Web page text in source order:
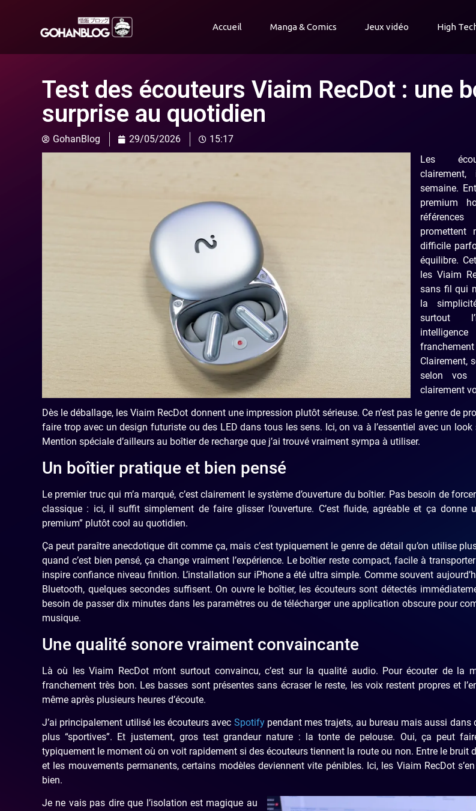
Accueil Manga & Comics Jeux vidéo High
Test des écouteurs Viaim RecDot : une
surprise au quotidien
GohanBlog 29/05/2026
15:17
Les
semaine.
premium
promettent
difficile
équilibre.
les Viaim
sans fil qui
la
surtout
Clairement,
selon vos
clairement
Dès le déballage, les Viaim RecDot donnent une impression plutôt sérieuse. Ce n’est pas le genre de
faire trop avec un design futuriste ou des LED dans tous les sens. Ici, on va à l’essentiel avec un
Mention spéciale d’ailleurs au boîtier de recharge que j’ai trouvé vraiment sympa à utiliser.
Un boîtier pratique et bien pensé
Le premier truc qui m’a marqué, c’est clairement le système d’ouverture du boîtier. Pas besoin de
classique : ici, il suffit simplement de faire glisser l’ouverture. C’est fluide, agréable et ça donne
premium” plutôt cool au quotidien.
Ça peut paraître anecdotique dit comme ça, mais c’est typiquement le genre de détail qu’on utilise
quand c’est bien pensé, ça change vraiment l’expérience. Le boîtier reste compact, facile à
inspire confiance niveau finition. L’installation sur iPhone a été ultra simple. Comme souvent
Bluetooth, quelques secondes suffisent. On ouvre le boîtier, les écouteurs sont détectés
besoin de passer dix minutes dans les paramètres ou de télécharger une application obscure pour
musique.
Une qualité sonore vraiment convaincante
Là où les Viaim RecDot m’ont surtout convaincu, c’est sur la qualité audio. Pour écouter de la
franchement très bon. Les basses sont présentes sans écraser le reste, les voix restent propres et
même après plusieurs heures d’écoute.
J’ai principalement utilisé les écouteurs avec Spotifypendant mes trajets, au bureau mais aussi dans
plus “sportives”. Et justement, gros test grandeur nature : la tonte de pelouse. Oui, ça peut
typiquement le moment où on voit rapidement si des écouteurs tiennent la route ou non. Entre le bruit
et les mouvements permanents, certains modèles deviennent vite pénibles. Ici, les Viaim RecDot
bien.
Je ne vais pas dire que l’isolation est magique au